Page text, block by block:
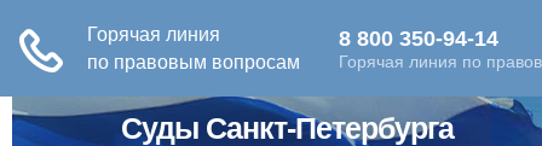
Суды Санкт-Петербурга